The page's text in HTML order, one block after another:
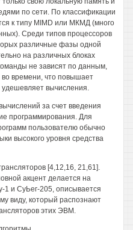
по сети. По классификации
к типу MIMD или МКМД (много
Среди типов процессоров
различные фазы одной
на различных блоках
не зависят по данным,
во времени, что повышает
удешевляет вычисления.
за счет введения
программирования. Для
пользователю обычно
высокого уровня средства
[4,12,16, 21,61].
акцент делается на
1 и СуЬег-205, описывается
виду, который распознают
этих ЭВМ.